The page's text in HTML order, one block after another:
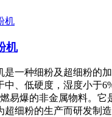
机
是一种细粉及超细粉的
中、低硬度，湿度小于
易爆的非金属物料。它
超细粉的生产而研发制